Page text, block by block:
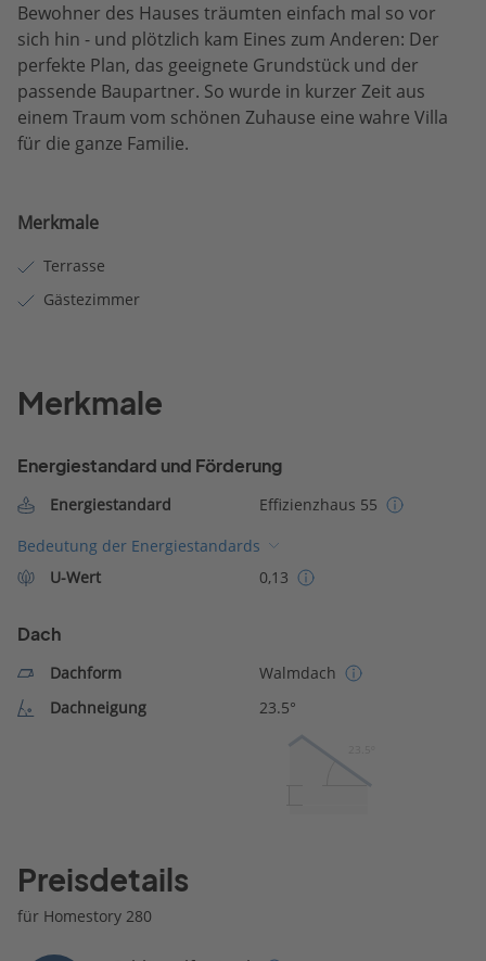
Bewohner des Hauses träumten einfach mal so vor
sich hin - und plötzlich kam Eines zum Anderen: Der
perfekte Plan, das geeignete Grundstück und der
passende Baupartner. So wurde in kurzer Zeit aus
einem Traum vom schönen Zuhause eine wahre Villa
für die ganze Familie.
Merkmale
Terrasse
Gästezimmer
Merkmale
Energiestandard und Förderung
Energiestandard
Effizienzhaus 55
Bedeutung der Energiestandards
U-Wert
0,13
Dach
Dachform
Walmdach
Dachneigung
23.5°
Preisdetails
für Homestory 280